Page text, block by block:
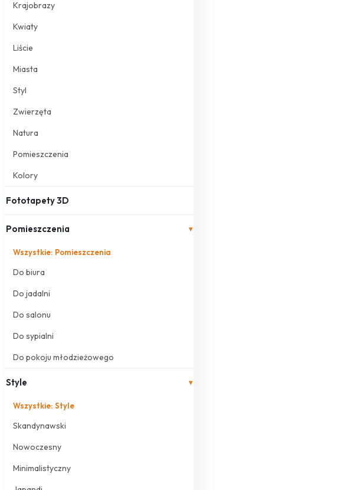
Krajobrazy
Kwiaty
Liście
Miasta
Styl
Zwierzęta
Natura
Pomieszczenia
Kolory
Fototapety 3D
Pomieszczenia ▾
Wszystkie: Pomieszczenia
Do biura
Do jadalni
Do salonu
Do sypialni
Do pokoju młodzieżowego
Style ▾
Wszystkie: Style
Skandynawski
Nowoczesny
Minimalistyczny